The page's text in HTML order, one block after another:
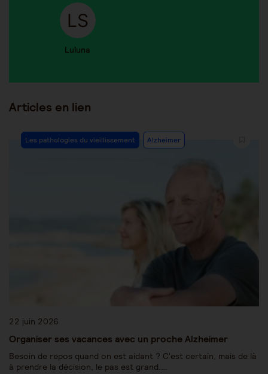
Luluna
Articles en lien
Les pathologies du vieillissement Alzheimer
22 juin 2026
Organiser ses vacances avec un proche Alzheimer
Besoin de repos quand on est aidant ? C'est certain, mais de là
à prendre la décision, le pas est grand.…